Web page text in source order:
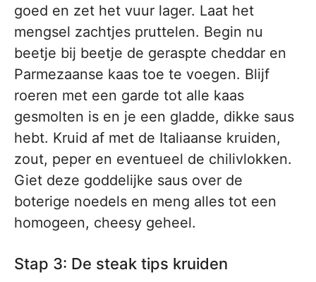
goed en zet het vuur lager. Laat het
mengsel zachtjes pruttelen. Begin nu
beetje bij beetje de geraspte cheddar en
Parmezaanse kaas toe te voegen. Blijf
roeren met een garde tot alle kaas
gesmolten is en je een gladde, dikke saus
hebt. Kruid af met de Italiaanse kruiden,
zout, peper en eventueel de chilivlokken.
Giet deze goddelijke saus over de
boterige noedels en meng alles tot een
homogeen, cheesy geheel.
Stap 3: De steak tips kruiden